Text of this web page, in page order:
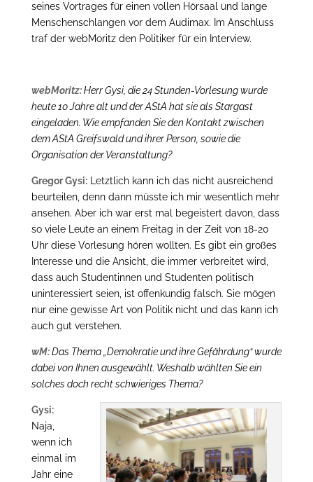
seines Vortrages für einen vollen Hörsaal und lange
Menschenschlangen vor dem Audimax. Im Anschluss
traf der webMoritz den Politiker für ein Interview.
webMoritz:Herr Gysi, die 24 Stunden-Vorlesung wurde
heute 10 Jahre alt und der AStA hat sie als Stargast
eingeladen. Wie empfanden Sie den Kontakt zwischen
dem AStA Greifswald und ihrer Person, sowie die
Organisation der Veranstaltung?
Gregor Gysi:Letztlich kann ich das nicht ausreichend
beurteilen, denn dann müsste ich mir wesentlich mehr
ansehen. Aber ich war erst mal begeistert davon, dass
so viele Leute an einem Freitag in der Zeit von 18-20
Uhr diese Vorlesung hören wollten. Es gibt ein großes
Interesse und die Ansicht, die immer verbreitet wird,
dass auch Studentinnen und Studenten politisch
uninteressiert seien, ist offenkundig falsch. Sie mögen
nur eine gewisse Art von Politik nicht und das kann ich
auch gut verstehen.
wM:Das Thema „Demokratie und ihre Gefährdung“ wurde
dabei von Ihnen ausgewählt. Weshalb wählten Sie ein
solches doch rechtschwieriges Thema?
Gysi:
Naja,
wenn ich
einmal im
Jahr eine